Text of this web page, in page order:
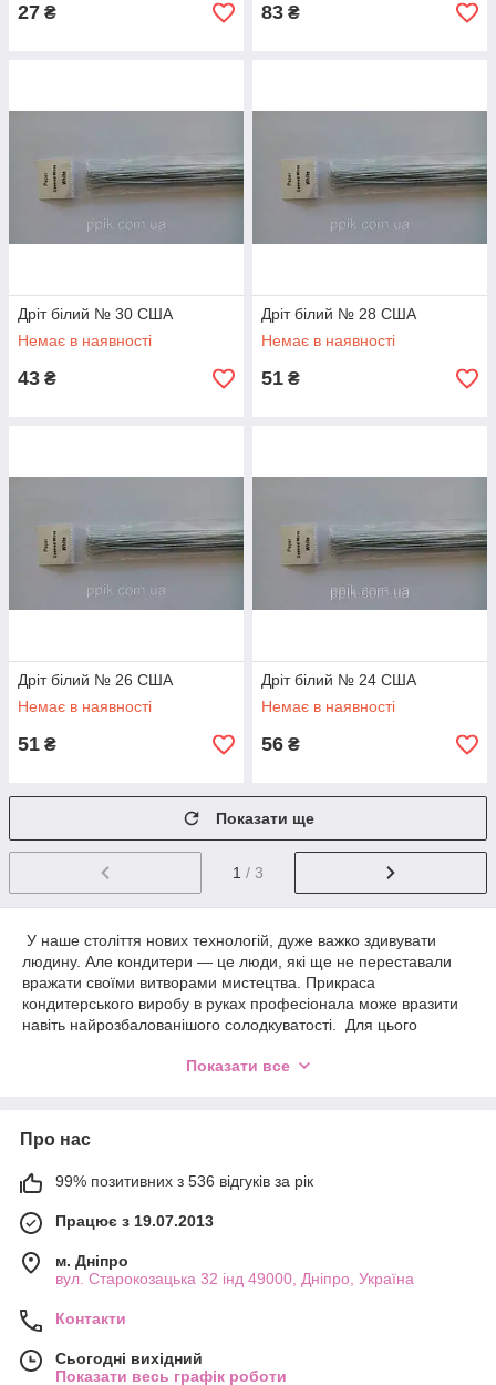
27 ₴ 83 ₴
Дріт білий № 30 США
Немає в наявності
43 ₴
Дріт білий № 28 США
Немає в наявності
51 ₴
Дріт білий № 26 США
Немає в наявності
51 ₴
Дріт білий № 24 США
Немає в наявності
56 ₴
Показати ще
1 / 3
У наше століття нових технологій, дуже важко здивувати
людину. Але кондитери — це люди, які ще не переставали
вражати своїми витворами мистецтва. Прикраса
кондитерського виробу в руках професіонала може вразити
навіть найрозбалованішого солодкуватості. Для цього
тичинки, тейп-стрічка(кондитерська стрічка) частина
тортах. Обгорнута бавовняною ниткою, щоб запобігти
окисленню в торті та щоб не зісковзували квіти.
Показати все
Про нас
99% позитивних з 536 відгуків за рік
Працює з 19.07.2013
м. Дніпро
вул. Старокозацька 32 інд 49000, Дніпро, Україна
Контакти
Сьогодні вихідний
Показати весь графік роботи